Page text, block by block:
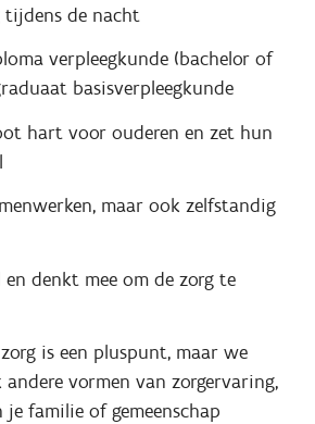
tijdens de nacht
verpleegkunde (bachelor of
basisverpleegkunde
hart voor ouderen en zet hun
maar ook zelfstandig
denkt mee om de zorg te
is een pluspunt, maar we
vormen van zorgervaring,
familie of gemeenschap